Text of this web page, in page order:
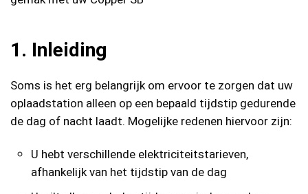
1. Inleiding
Soms is het erg belangrijk om ervoor te zorgen dat uw
oplaadstation alleen op een bepaald tijdstip gedurende
de dag of nacht laadt. Mogelijke redenen hiervoor zijn:
U hebt verschillende elektriciteitstarieven,
afhankelijk van het tijdstip van de dag